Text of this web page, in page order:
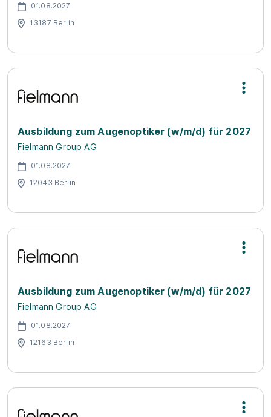
01.08.2027
13187 Berlin
Ausbildung zum Augenoptiker (w/m/d) für 2027
Fielmann Group AG
01.08.2027
12043 Berlin
Ausbildung zum Augenoptiker (w/m/d) für 2027
Fielmann Group AG
01.08.2027
12163 Berlin